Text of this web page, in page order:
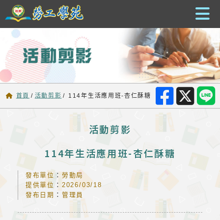
跳到主要內容
首頁 / 活動剪影 / 114年生活應用班-杏仁酥糖
活動剪影
114年生活應用班-杏仁酥糖
發布單位 ： 勞動局
提供單位 ： 2026/03/18
發布日期 ： 管理員